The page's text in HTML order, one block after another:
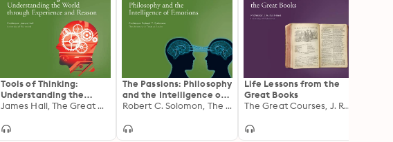
Tools of Thinking:
Understanding the
World through
James Hall, The Great Courses
The Passions: Philosophy
and the Intelligence of
Emotions
Robert C. Solomon, The Great Courses
Life Lessons from the
Great Books
The Great Courses, J. Rufus Fears